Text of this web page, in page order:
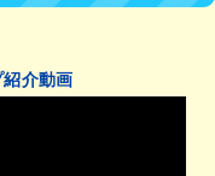
介動画